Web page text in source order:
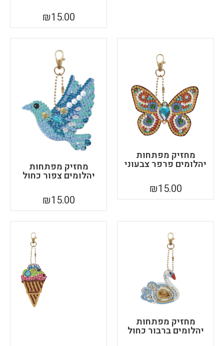
₪15.00
מחזיק מפתחות
יהלומים פרפר צבעוני
₪15.00
מחזיק מפתחות
יהלומים צפור כחול
₪15.00
מחזיק מפתחות
יהלומים ברבור כחול